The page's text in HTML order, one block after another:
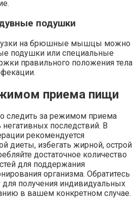
подушки
на брюшные мышцы можно
подушки или специальные
правильного положения тела
приема пищи
следить за режимом приема
последствий. В
рекомендуется
диеты, избегать жирной, острой
достаточное количество
для поддержания
организма. Обратитесь
для получения индивидуальных
в вашем конкретном случае.